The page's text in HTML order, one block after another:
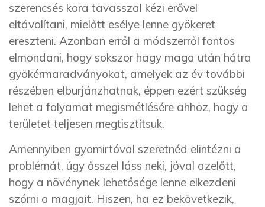
szerencsés kora tavasszal kézi erővel
eltávolítani, mielőtt esélye lenne gyökeret
ereszteni. Azonban erről a módszerről fontos
elmondani, hogy sokszor hagy maga után hátra
gyökérmaradványokat, amelyek az év további
részében elburjánzhatnak, éppen ezért szükség
lehet a folyamat megismétlésére ahhoz, hogy a
területet teljesen megtisztítsuk.
Amennyiben gyomirtóval szeretnéd elintézni a
problémát, úgy ősszel láss neki, jóval azelőtt,
hogy a növénynek lehetősége lenne elkezdeni
szórni a magjait. Hiszen, ha ez bekövetkezik,